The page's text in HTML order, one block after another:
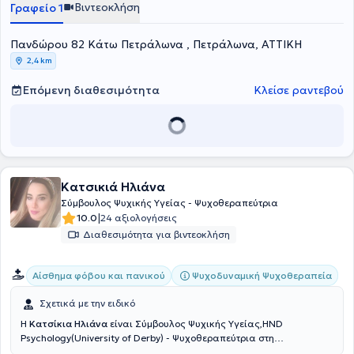
Γραφείο 1 Βιντεοκλήση
Πανδώρου 82 Κάτω Πετράλωνα , Πετράλωνα, ΑΤΤΙΚΗ
2,4 km
Επόμενη διαθεσιμότητα Κλείσε ραντεβού
Κατσικιά Ηλιάνα
Σύμβουλος Ψυχικής Υγείας - Ψυχοθεραπεύτρια
10.0|24 αξιολογήσεις
Διαθεσιμότητα για βιντεοκλήση
Αίσθημα φόβου και πανικού Ψυχοδυναμική Ψυχοθεραπεία
Σχετικά με την ειδικό
Η Κατσίκια Ηλιάνα είναι Σύμβουλος Ψυχικής Υγείας,HND
Psychology(University of Derby) - Ψυχοθεραπεύτρια στη